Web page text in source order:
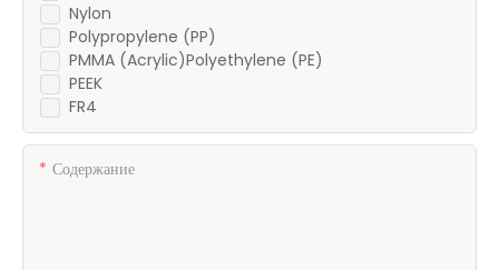
Nylon
Polypropylene (PP)
PMMA (Acrylic)Polyethylene (PE)
PEEK
FR4
Содержание